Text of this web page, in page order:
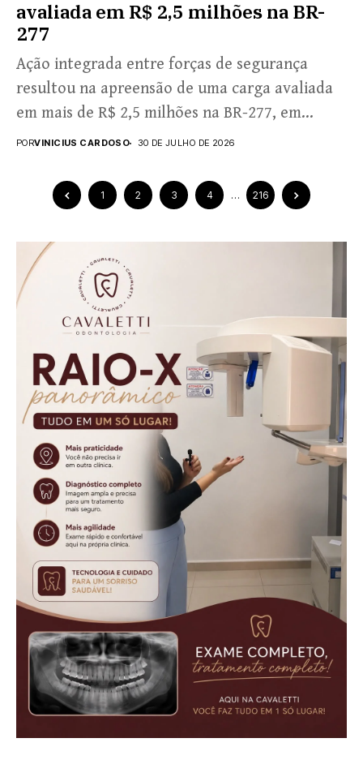
avaliada em R$ 2,5 milhões na BR-
277
Ação integrada entre forças de segurança
resultou na apreensão de uma carga avaliada
em mais de R$ 2,5 milhões na BR-277, em
Cascavel,...
PORVINICIUS CARDOSO 30 DE JULHO DE 2026
1 2 3 4 … 216